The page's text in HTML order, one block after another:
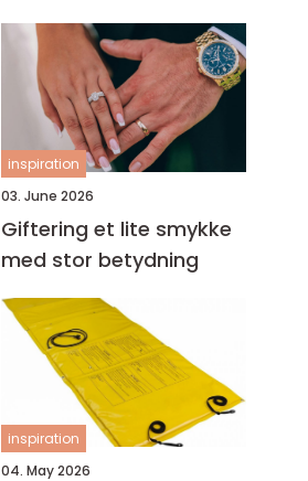
inspiration
03. June 2026
Giftering et lite smykke
med stor betydning
inspiration
04. May 2026